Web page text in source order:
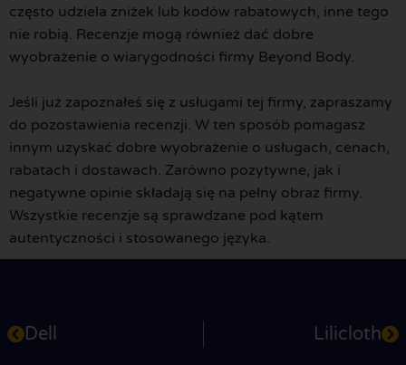
często udziela zniżek lub kodów rabatowych, inne tego
nie robią. Recenzje mogą również dać dobre
wyobrażenie o wiarygodności firmy Beyond Body.
Jeśli już zapoznałeś się z usługami tej firmy, zapraszamy
do pozostawienia recenzji. W ten sposób pomagasz
innym uzyskać dobre wyobrażenie o usługach, cenach,
rabatach i dostawach. Zarówno pozytywne, jak i
negatywne opinie składają się na pełny obraz firmy.
Wszystkie recenzje są sprawdzane pod kątem
autentyczności i stosowanego języka.
Dell Lilicloth